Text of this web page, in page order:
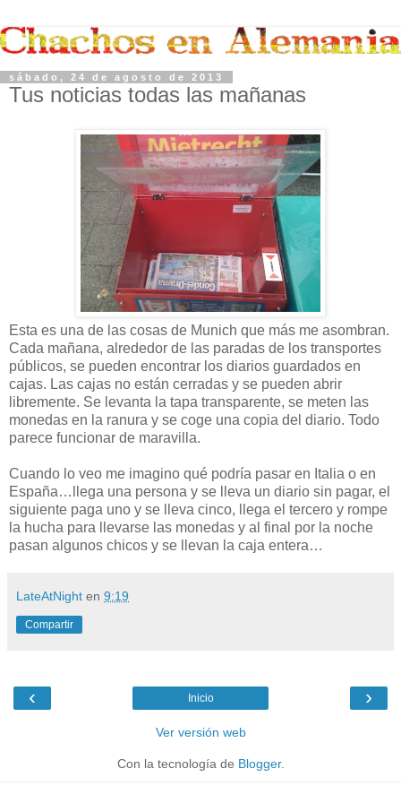
sábado, 24 de agosto de 2013
Tus noticias todas las mañanas
Esta es una de las cosas de Munich que más me asombran.
Cada mañana, alrededor de las paradas de los transportes
públicos, se pueden encontrar los diarios guardados en
cajas. Las cajas no están cerradas y se pueden abrir
libremente. Se levanta la tapa transparente, se meten las
monedas en la ranura y se coge una copia del diario. Todo
parece funcionar de maravilla.
Cuando lo veo me imagino qué podría pasar en Italia o en
España…llega una persona y se lleva un diario sin pagar, el
siguiente paga uno y se lleva cinco, llega el tercero y rompe
la hucha para llevarse las monedas y al final por la noche
pasan algunos chicos y se llevan la caja entera…
LateAtNight en 9:19
Compartir
‹ ›
Inicio
Ver versión web
Con la tecnología de Blogger.